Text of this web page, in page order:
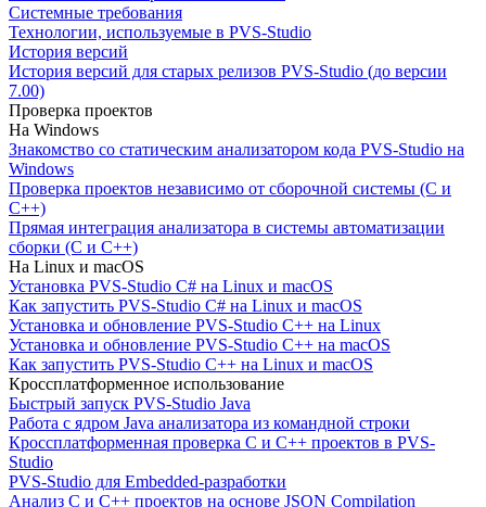
Системные требования
Технологии, используемые в PVS-Studio
История версий
История версий для старых релизов PVS-Studio (до версии
7.00)
Проверка проектов
На Windows
Знакомство со статическим анализатором кода PVS-Studio на
Windows
Проверка проектов независимо от сборочной системы (C и
C++)
Прямая интеграция анализатора в системы автоматизации
сборки (C и C++)
На Linux и macOS
Установка PVS-Studio C# на Linux и macOS
Как запустить PVS-Studio C# на Linux и macOS
Установка и обновление PVS-Studio C++ на Linux
Установка и обновление PVS-Studio C++ на macOS
Как запустить PVS-Studio C++ на Linux и macOS
Кроссплатформенное использование
Быстрый запуск PVS-Studio Java
Работа с ядром Java анализатора из командной строки
Кроссплатформенная проверка C и C++ проектов в PVS-
Studio
PVS-Studio для Embedded-разработки
Анализ C и C++ проектов на основе JSON Compilation